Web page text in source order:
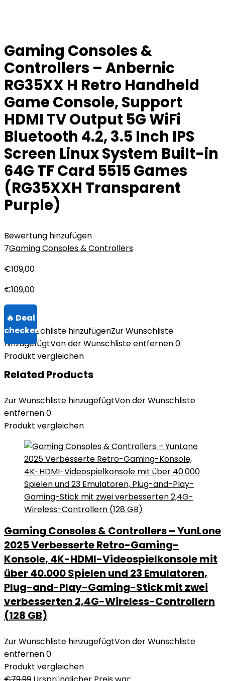
Gaming Consoles &
Controllers – Anbernic
RG35XX H Retro Handheld
Game Console, Support
HDMI TV Output 5G WiFi
Bluetooth 4.2, 3.5 Inch IPS
Screen Linux System Built-in
64G TF Card 5515 Games
(RG35XXH Transparent
Purple)
Bewertung hinzufügen
7Gaming Consoles & Controllers
€109,00
€109,00
Zur Wunschliste hinzufügenZur Wunschliste
hinzugefügtVon der Wunschliste entfernen0
Produkt vergleichen
Related Products
Zur Wunschliste hinzugefügtVon der Wunschliste
entfernen0
Produkt vergleichen
Gaming Consoles & Controllers – YunLone
2025 Verbesserte Retro-Gaming-
Konsole, 4K-HDMI-Videospielkonsole mit
über 40.000 Spielen und 23 Emulatoren,
Plug-and-Play-Gaming-Stick mit zwei
verbesserten 2,4G-Wireless-Controllern
(128 GB)
Zur Wunschliste hinzugefügtVon der Wunschliste
entfernen0
Produkt vergleichen